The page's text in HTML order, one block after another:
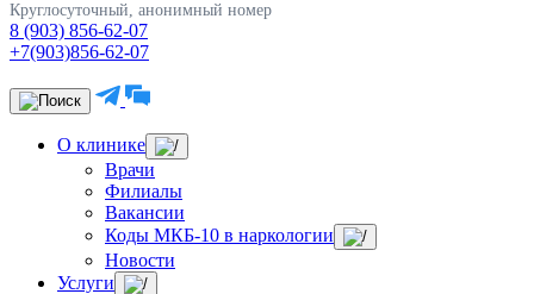
Круглосуточный, анонимный номер
8 (903) 856-62-07
+7(903)856-62-07
О клинике
Врачи
Филиалы
Вакансии
Коды МКБ-10 в наркологии
Новости
Услуги